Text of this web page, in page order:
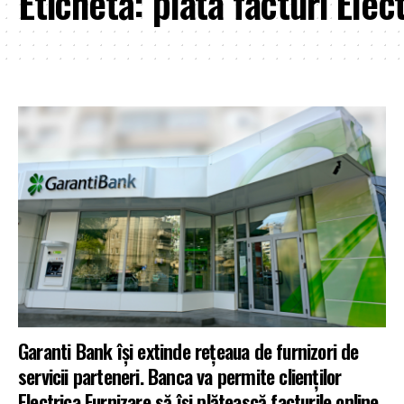
Garanti Bank își extinde rețeaua de furnizori de
servicii parteneri. Banca va permite clienților